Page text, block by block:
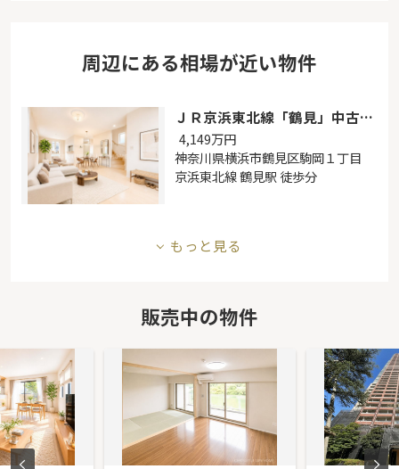
周辺にある相場が近い物件
ＪＲ京浜東北線「鶴見」中古戸建
4,149万円
神奈川県横浜市鶴見区駒岡１丁目
京浜東北線 鶴見駅 徒歩分
もっと見る
販売中の物件